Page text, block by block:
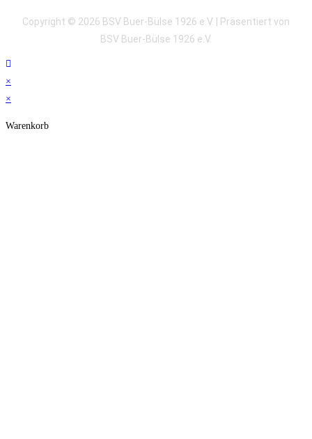
Copyright © 2026 BSV Buer-Bülse 1926 e.V. | Präsentiert von
BSV Buer-Bülse 1926 e.V.
×
×
Warenkorb